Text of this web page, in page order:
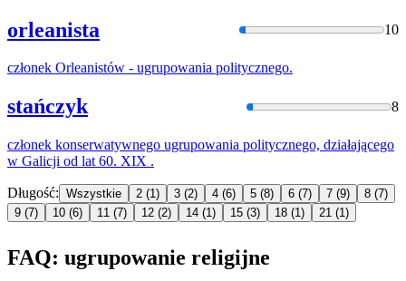
orleanista 10
członek Orleanistów - ugrupowania politycznego.
stańczyk 8
członek konserwatywnego ugrupowania politycznego, działającego
w Galicji od lat 60. XIX .
Długość: Wszystkie 2 (1) 3 (2) 4 (6) 5 (8) 6 (7) 7 (9) 8 (7)
9 (7) 10 (6) 11 (7) 12 (2) 14 (1) 15 (3) 18 (1) 21 (1)
FAQ: ugrupowanie religijne